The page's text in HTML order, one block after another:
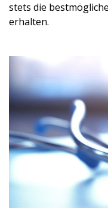
stets die
erhalten.